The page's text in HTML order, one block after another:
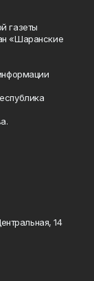
газеты
«Шаранские
14